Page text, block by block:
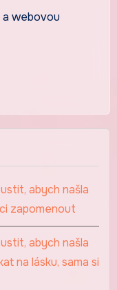
a webovou
abych našla
zapomenout
abych našla
na lásku, sama si